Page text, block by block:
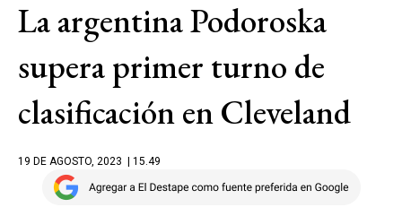
La argentina Podoroska
supera primer turno de
clasificación en Cleveland
19 DE AGOSTO, 2023 | 15.49